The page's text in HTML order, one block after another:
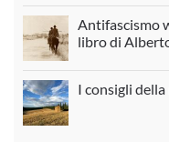
Antifascismo
libro di
I consigli della